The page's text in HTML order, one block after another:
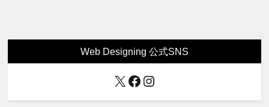
Web Designing 公式SNS
X Facebook
Instagram